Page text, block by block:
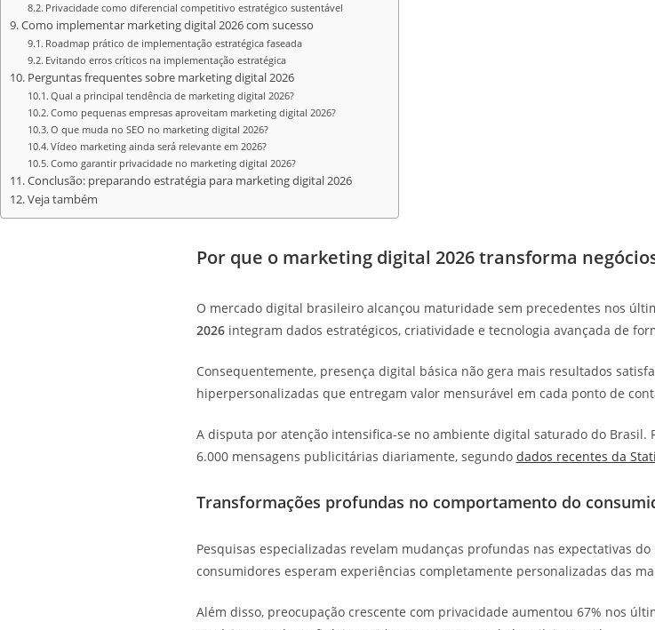
Privacidade como diferencial competitivo estratégico sustentável
Como implementar marketing digital 2026 com sucesso
Roadmap prático de implementação estratégica faseada
Evitando erros críticos na implementação estratégica
Perguntas frequentes sobre marketing digital 2026
Qual a principal tendência de marketing digital 2026?
Como pequenas empresas aproveitam marketing digital 2026?
O que muda no SEO no marketing digital 2026?
Vídeo marketing ainda será relevante em 2026?
Como garantir privacidade no marketing digital 2026?
Conclusão: preparando estratégia para marketing digital 2026
Veja também
Por que o marketing digital 2026 transforma
O mercado digital brasileiro alcançou maturidade sem precedentes nos
2026integram dados estratégicos, criatividade e tecnologia avançada de
Consequentemente, presença digital básica não gera mais resultados
hiperpersonalizadas que entregam valor mensurável em cada ponto de
A disputa por atenção intensifica-se no ambiente digital saturado do Brasil.
6.000 mensagens publicitárias diariamente, segundo dados recentes da
Transformações profundas no comportamento do
Pesquisas especializadas revelam mudanças profundas nas expectativas
consumidores esperam experiências completamente personalizadas das
Além disso, preocupação crescente com privacidade aumentou 67% nos